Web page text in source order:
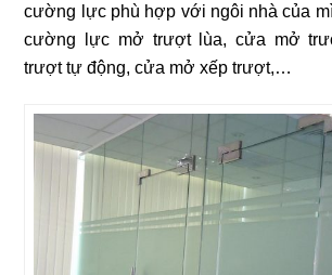
cường lực phù hợp với ngôi nhà của
cường lực mở trượt lùa, cửa mở
trượt tự động, cửa mở xếp trượt,…